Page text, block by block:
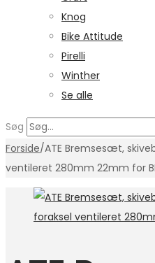
Knog
Bike Attitude
Pirelli
Winther
Se alle
Søg
Forside/ATE Bremsesæt,
ventileret 280mm 22mm for